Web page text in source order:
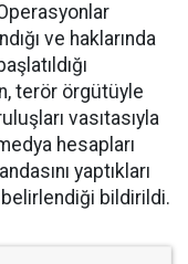
ve haklarında
terör örgütüyle
vasıtasıyla
hesapları
yaptıkları
bildirildi.